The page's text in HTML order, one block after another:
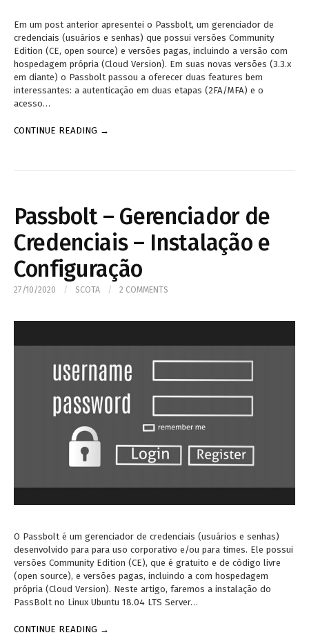
Em um post anterior apresentei o Passbolt, um gerenciador de
credenciais (usuários e senhas) que possui versões Community
Edition (CE, open source) e versões pagas, incluindo a versão com
hospedagem própria (Cloud Version). Em suas novas versões (3.3.x
em diante) o Passbolt passou a oferecer duas features bem
interessantes: a autenticação em duas etapas (2FA/MFA) e o
acesso…
CONTINUE READING →
Passbolt – Gerenciador de
Credenciais – Instalação e
Configuração
27/10/2020 / SCOTA / 2 COMMENTS
O Passbolt é um gerenciador de credenciais (usuários e senhas)
desenvolvido para para uso corporativo e/ou para times. Ele possui
versões Community Edition (CE), que é gratuito e de código livre
(open source), e versões pagas, incluindo a com hospedagem
própria (Cloud Version). Neste artigo, faremos a instalação do
PassBolt no Linux Ubuntu 18.04 LTS Server…
CONTINUE READING →